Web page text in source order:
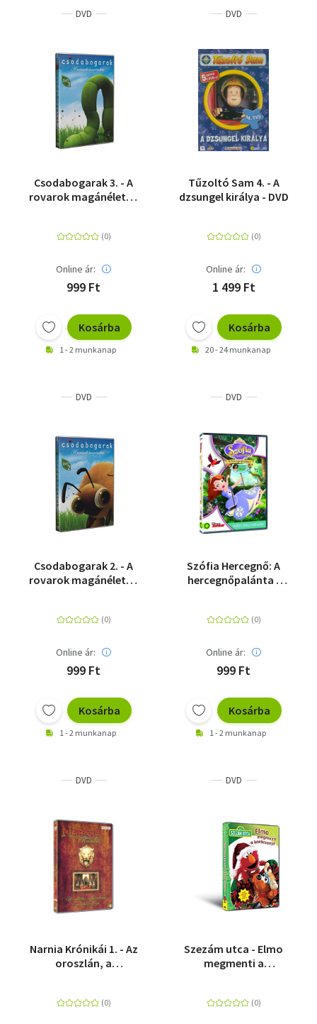
DVD
Csodabogarak 3. - A
rovarok magánélete -
Online ár:
999 Ft
Kosárba
1 - 2 munkanap
DVD
Tűzoltó Sam 4. - A
dzsungel királya - DVD
Online ár:
1 499 Ft
Kosárba
20 - 24 munkanap
DVD
Csodabogarak 2. - A
rovarok magánélete -
Online ár:
999 Ft
Kosárba
1 - 2 munkanap
DVD
Szófia Hercegnő: A
hercegnőpalánta -
Online ár:
999 Ft
Kosárba
1 - 2 munkanap
DVD
Narnia Krónikái 1. - Az
oroszlán, a
DVD
DVD
Szezám utca - Elmo
megmenti a